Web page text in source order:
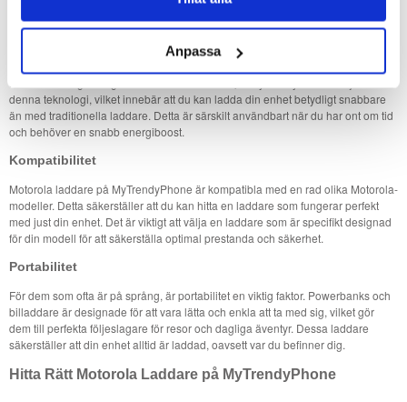
Anpassa
denna teknologi, vilket innebär att du kan ladda din enhet betydligt snabbare
än med traditionella laddare. Detta är särskilt användbart när du har ont om tid
och behöver en snabb energiboost.
Kompatibilitet
Motorola laddare på MyTrendyPhone är kompatibla med en rad olika Motorola-
modeller. Detta säkerställer att du kan hitta en laddare som fungerar perfekt
med just din enhet. Det är viktigt att välja en laddare som är specifikt designad
för din modell för att säkerställa optimal prestanda och säkerhet.
Portabilitet
För dem som ofta är på språng, är portabilitet en viktig faktor. Powerbanks och
billaddare är designade för att vara lätta och enkla att ta med sig, vilket gör
dem till perfekta följeslagare för resor och dagliga äventyr. Dessa laddare
säkerställer att din enhet alltid är laddad, oavsett var du befinner dig.
Hitta Rätt Motorola Laddare på MyTrendyPhone